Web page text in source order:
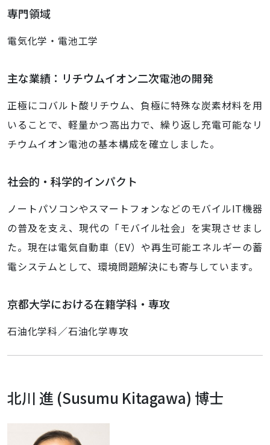
専門領域
電気化学・電池工学
主な業績：リチウムイオン二次電池の開発
正極にコバルト酸リチウム、負極に特殊な炭素材料を用
いることで、軽量かつ高出力で、繰り返し充電可能なリ
チウムイオン電池の基本構成を確立しました。
社会的・科学的インパクト
ノートパソコンやスマートフォンなどのモバイルIT機器
の普及を支え、現代の「モバイル社会」を実現させまし
た。現在は電気自動車（EV）や再生可能エネルギーの蓄
電システムとして、環境問題解決にも寄与しています。
京都大学における在籍学科・専攻
石油化学科／石油化学専攻
北川 進 (Susumu Kitagawa) 博士